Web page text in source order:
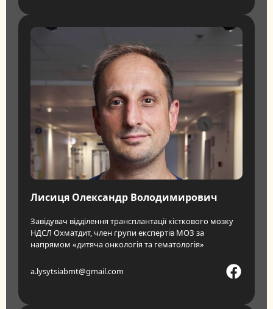
Лисиця Олександр Володимирович
Завідувач відділення трансплантації кісткового мозку
НДСЛ Охматдит, член групи експертів МОЗ за
напрямом «дитяча онкологія та гематологія»
a.lysytsiabmt@gmail.com